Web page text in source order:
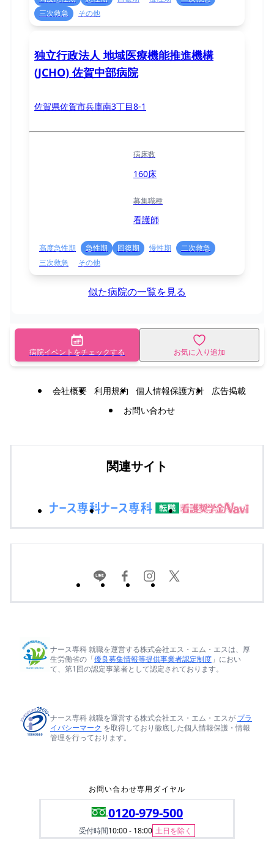
三次救急
その他
独立行政法人 地域医療機能推進機構
(JCHO) 佐賀中部病院
佐賀県佐賀市兵庫南3丁目8-1
病床数
160床
募集職種
看護師
高度急性期 急性期 回復期 慢性期
二次救急
三次救急
その他
似た病院の一覧を見る
病院イベントをチェックする お気に入り追加
会社概要 利用規約 個人情報保護方針
広告掲載
お問い合わせ
関連サイト
ナース専科 就職を運営する株式会社エス・エム・エスは、厚
生労働省の「優良募集情報等提供事業者認定制度 」におい
て、第1回の認定事業者として認定されております。
ナース専科 就職を運営する株式会社エス・エム・エスが プラ
イバシーマーク を取得しており徹底した個人情報保護・情報
管理を行っております。
お問い合わせ専用ダイヤル
0120-979-500
受付時間10:00 - 18:00 土日を除く